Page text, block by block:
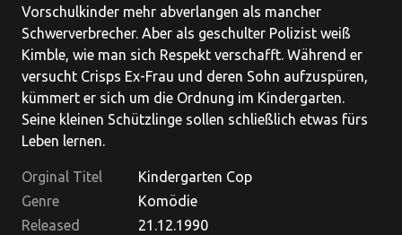
Vorschulkinder mehr abverlangen als mancher
Schwerverbrecher. Aber als geschulter Polizist weiß
Kimble, wie man sich Respekt verschafft. Während er
versucht Crisps Ex-Frau und deren Sohn aufzuspüren,
kümmert er sich um die Ordnung im Kindergarten.
Seine kleinen Schützlinge sollen schließlich etwas fürs
Leben lernen.
Orginal Titel
Kindergarten Cop
Genre
Komödie
Released
21.12.1990